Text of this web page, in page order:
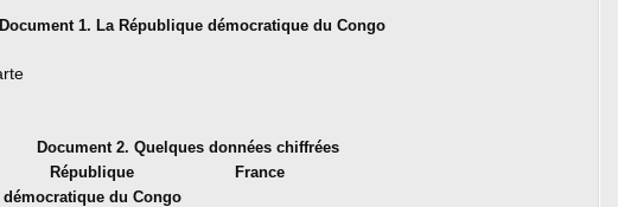
Document 1. La République démocratique du Congo
Document 2. Quelques données chiffrées
République
démocratique du Congo
France